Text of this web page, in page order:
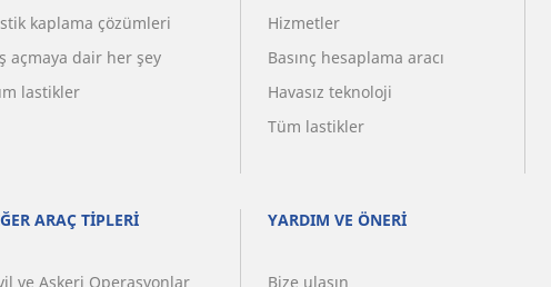
kaplama çözümleri
açmaya dair her şey
lastikler
Hizmetler
Basınç hesaplama aracı
Havasız teknoloji
Tüm lastikler
ARAÇ TİPLERİ
ve Askeri Operasyonlar
YARDIM VE ÖNERİ
Bize ulaşın